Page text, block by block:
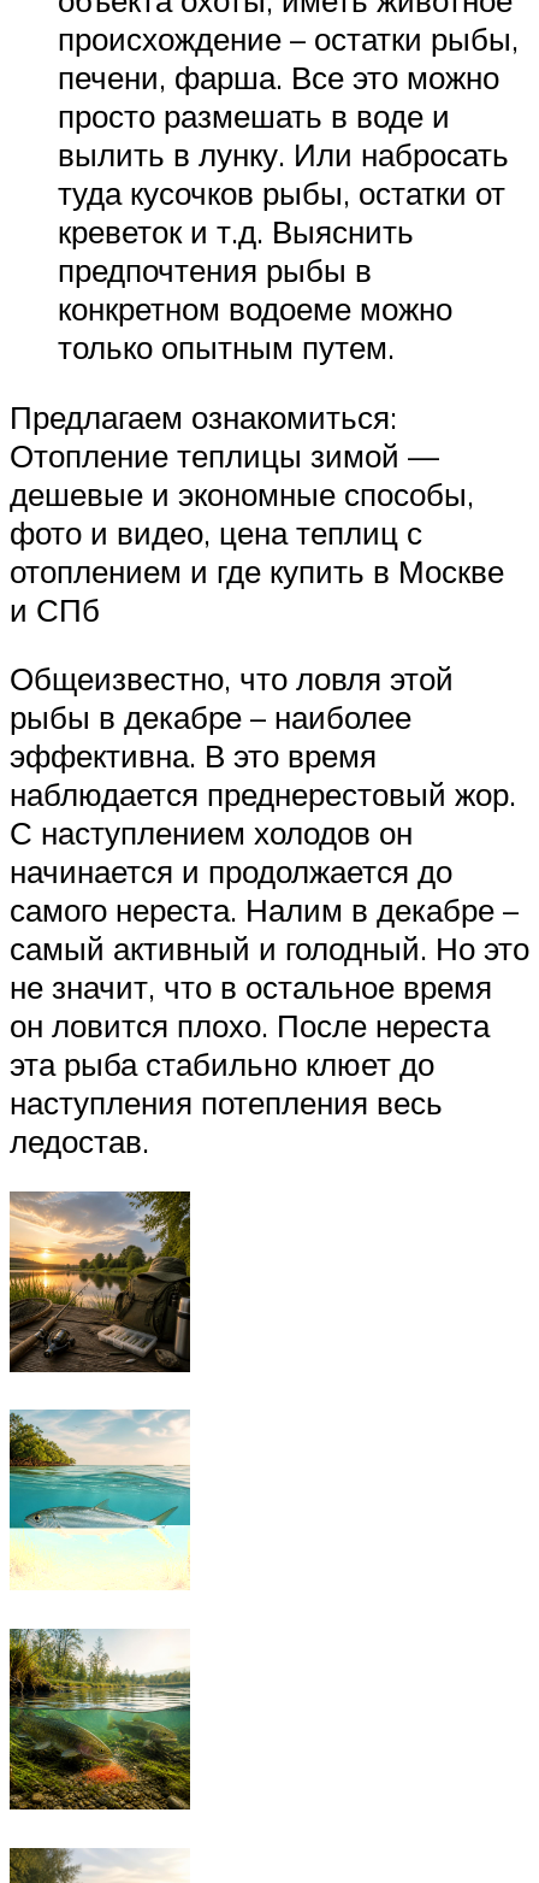
происхождение – остатки рыбы,
печени, фарша. Все это можно
просто размешать в воде и
вылить в лунку. Или набросать
туда кусочков рыбы, остатки от
креветок и т.д. Выяснить
предпочтения рыбы в
конкретном водоеме можно
только опытным путем.
Предлагаем ознакомиться:
Отопление теплицы зимой —
дешевые и экономные способы,
фото и видео, цена теплиц с
отоплением и где купить в Москве
и СПб
Общеизвестно, что ловля этой
рыбы в декабре – наиболее
эффективна. В это время
наблюдается преднерестовый жор.
С наступлением холодов он
начинается и продолжается до
самого нереста. Налим в декабре –
самый активный и голодный. Но это
не значит, что в остальное время
он ловится плохо. После нереста
эта рыба стабильно клюет до
наступления потепления весь
ледостав.